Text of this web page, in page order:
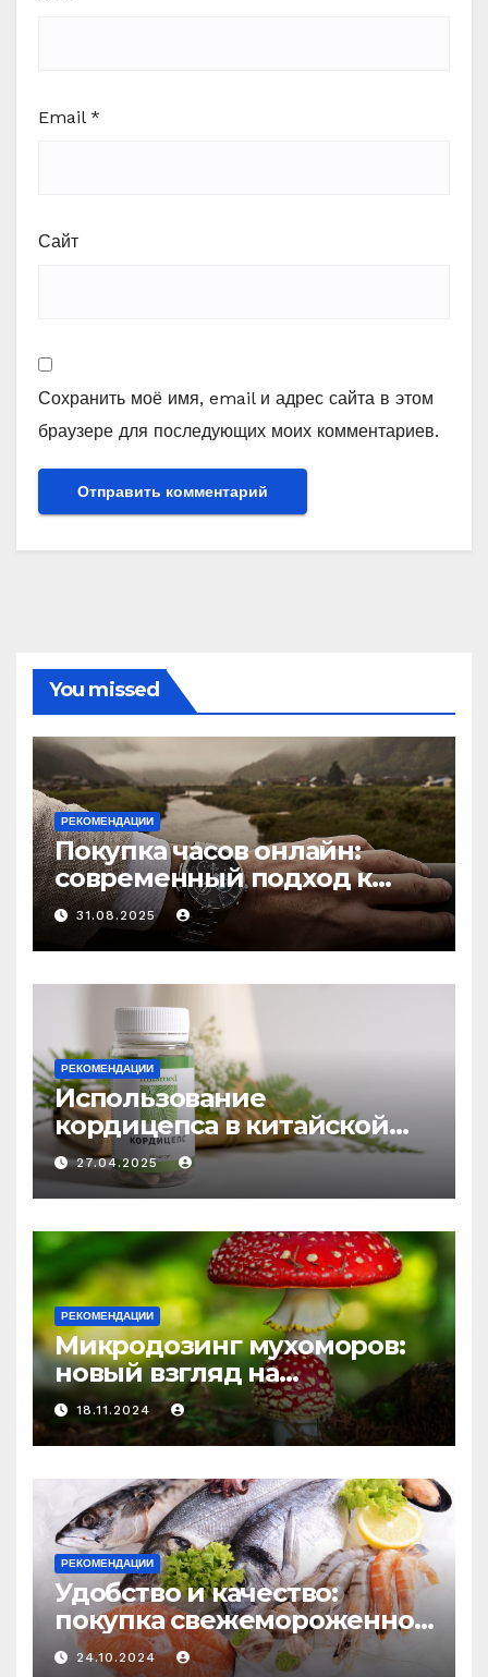
Email *
Сайт
Сохранить моё имя, email и адрес сайта в этом
браузере для последующих моих комментариев.
You missed
РЕКОМЕНДАЦИИ
Покупка часов онлайн:
современный подход к
выбору аксессуаров
31.08.2025
РЕКОМЕНДАЦИИ
Использование
кордицепса в китайской
медицине: природное
средство против усталости
и истощения
27.04.2025
РЕКОМЕНДАЦИИ
Микродозинг мухоморов:
новый взгляд на
психоделику
18.11.2024
РЕКОМЕНДАЦИИ
Удобство и качество:
покупка свежемороженной
рыбы онлайн
24.10.2024